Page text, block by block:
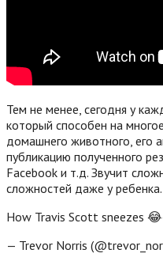
Тем не менее, сегодня у
который способен на
домашнего животного, его
публикацию полученного
Facebook и т.д. Звучит
сложностей даже у ребенка.
How Travis Scott sneezes
— Trevor Norris